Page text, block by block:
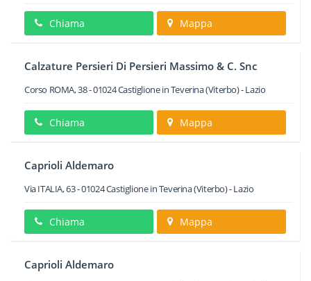
Chiama Mappa
Calzature Persieri Di Persieri Massimo & C. Snc
Corso ROMA, 38-01024Castiglione in Teverina(Viterbo) -Lazio
Chiama Mappa
Caprioli Aldemaro
Via ITALIA, 63-01024Castiglione in Teverina(Viterbo) -Lazio
Chiama Mappa
Caprioli Aldemaro